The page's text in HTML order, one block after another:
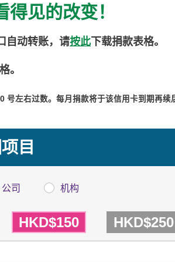
见的改变！
自动转账，请按此下载捐款表格。
。
左右过数。每月捐款将于该信用卡到期再
目
公司 机构
HKD$150 HKD$250